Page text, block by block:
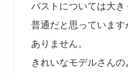
バストについては大き
普通だと思っていま
ありません。
きれいなモデルさん